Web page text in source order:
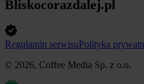
Bliskocorazdalej.pl
Regulamin serwisuPolityka
© 2026, Coffee Media Sp. z o.o.